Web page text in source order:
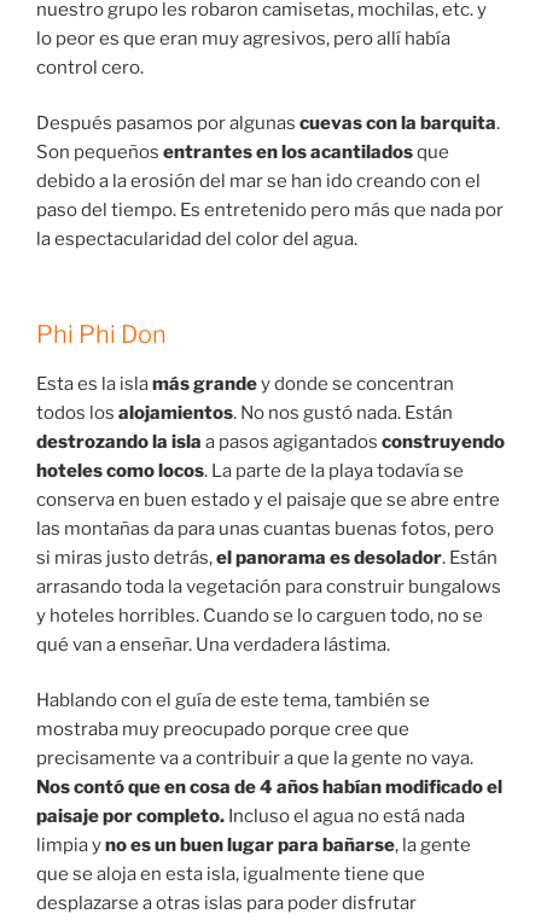
nuestro grupo les robaron camisetas, mochilas, etc. y
lo peor es que eran muy agresivos, pero allí había
control cero.
Después pasamos por algunas cuevas con la barquita.
Son pequeños entrantes en los acantiladosque
debido a la erosión del mar se han ido creando con el
paso del tiempo. Es entretenido pero más que nada por
la espectacularidad del color del agua.
Phi Phi Don
Esta es la islamás grandey donde se concentran
todos los alojamientos. No nos gustó nada. Están
destrozando la isla a pasos agigantados construyendo
hoteles como locos. La parte de la playa todavía se
conserva en buen estado y el paisaje que se abre entre
las montañas da para unas cuantas buenas fotos, pero
si miras justo detrás,el panorama es desolador. Están
arrasando toda la vegetación para construir bungalows
y hoteles horribles. Cuando se lo carguen todo, no se
qué van a enseñar. Una verdadera lástima.
Hablando con el guía de este tema, también se
mostraba muy preocupado porque cree que
precisamente va a contribuir a que la gente no vaya.
Nos contó que en cosa de 4 años habían modificado el
paisaje por completo. Incluso el agua no está nada
limpia yno es un buen lugar para bañarse, la gente
que se aloja en esta isla, igualmente tiene que
desplazarse a otras islas para poder disfrutar